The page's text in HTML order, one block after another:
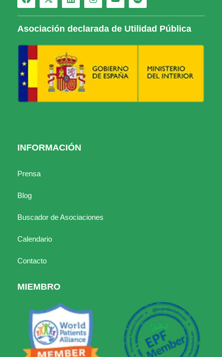
Asociación declarada de Utilidad Pública
INFORMACIÓN
Prensa
Blog
Buscador de Asociaciones
Calendario
Contacto
MIEMBRO